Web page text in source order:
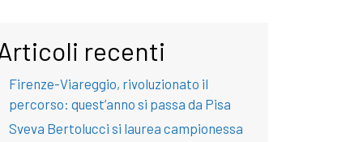
recenti
Firenze-Viareggio, rivoluzionato il
percorso: quest’anno si passa da Pisa
Sveva Bertolucci si laurea campionessa